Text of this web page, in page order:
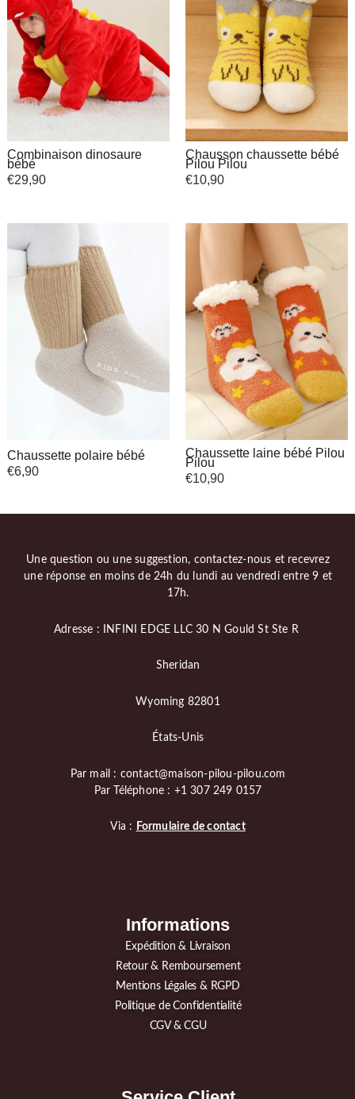
Combinaison dinosaure
bébé
€29,90
Chausson chaussette bébé
Pilou Pilou
€10,90
Chaussette polaire bébé
€6,90
Chaussette laine bébé Pilou
Pilou
€10,90
Une question ou une suggestion, contactez-nous et recevrez
une réponse en moins de 24h du lundi au vendredi entre 9 et
17h.
Adresse : INFINI EDGE LLC 30 N Gould St Ste R
Sheridan
Wyoming 82801
États-Unis
Par mail : contact@maison-pilou-pilou.com
Par Téléphone : +1 307 249 0157
Via : Formulaire de contact
Informations
Expédition & Livraison
Retour & Remboursement
Mentions Légales & RGPD
Politique de Confidentialité
CGV & CGU